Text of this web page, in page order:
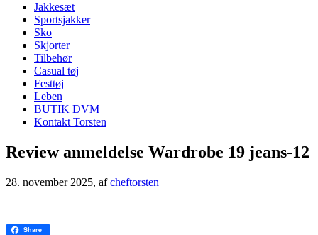
Jakkesæt
Sportsjakker
Sko
Skjorter
Tilbehør
Casual tøj
Festtøj
Leben
BUTIK DVM
Kontakt Torsten
Review anmeldelse Wardrobe 19 jeans-12
28. november 2025, afcheftorsten
Share